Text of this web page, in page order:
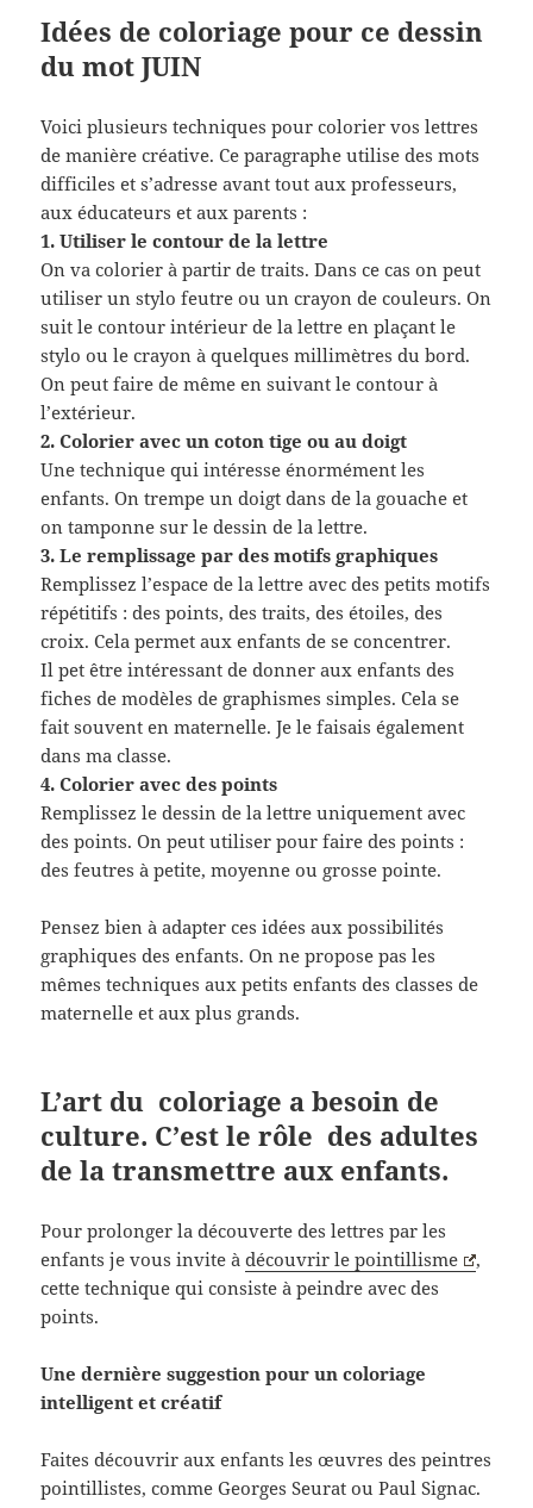
Idées de coloriage pour ce dessin
du mot JUIN
Voici plusieurs techniques pour colorier vos lettres
de manière créative. Ce paragraphe utilise des mots
difficiles et s’adresse avant tout aux professeurs,
aux éducateurs et aux parents :
1. Utiliser le contour de la lettre
On va colorier à partir de traits. Dans ce cas on peut
utiliser un stylo feutre ou un crayon de couleurs. On
suit le contour intérieur de la lettre en plaçant le
stylo ou le crayon à quelques millimètres du bord.
On peut faire de même en suivant le contour à
l’extérieur.
2. Colorier avec un coton tige ou au doigt
Une technique qui intéresse énormément les
enfants. On trempe un doigt dans de la gouache et
on tamponne sur le dessin de la lettre.
3. Le remplissage par des motifs graphiques
Remplissez l’espace de la lettre avec des petits motifs
répétitifs : des points, des traits, des étoiles, des
croix. Cela permet aux enfants de se concentrer.
Il pet être intéressant de donner aux enfants des
fiches de modèles de graphismes simples. Cela se
fait souvent en maternelle. Je le faisais également
dans ma classe.
4. Colorier avec des points
Remplissez le dessin de la lettre uniquement avec
des points. On peut utiliser pour faire des points :
des feutres à petite, moyenne ou grosse pointe.
Pensez bien à adapter ces idées aux possibilités
graphiques des enfants. On ne propose pas les
mêmes techniques aux petits enfants des classes de
maternelle et aux plus grands.
L’art du coloriage a besoin de
culture. C’est le rôle des adultes
de la transmettre aux enfants.
Pour prolonger la découverte des lettres par les
enfants je vous invite àdécouvrir le pointillisme
,
cette technique qui consiste à peindre avec des
points.
Une dernière suggestion pour un coloriage
intelligent et créatif
Faites découvrir aux enfants les œuvres des peintres
pointillistes, comme Georges Seurat ou Paul Signac.